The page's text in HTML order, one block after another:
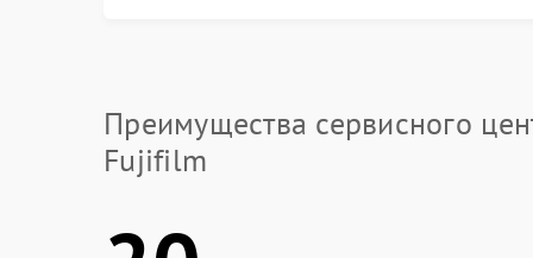
Преимущества сервисного
Fujifilm